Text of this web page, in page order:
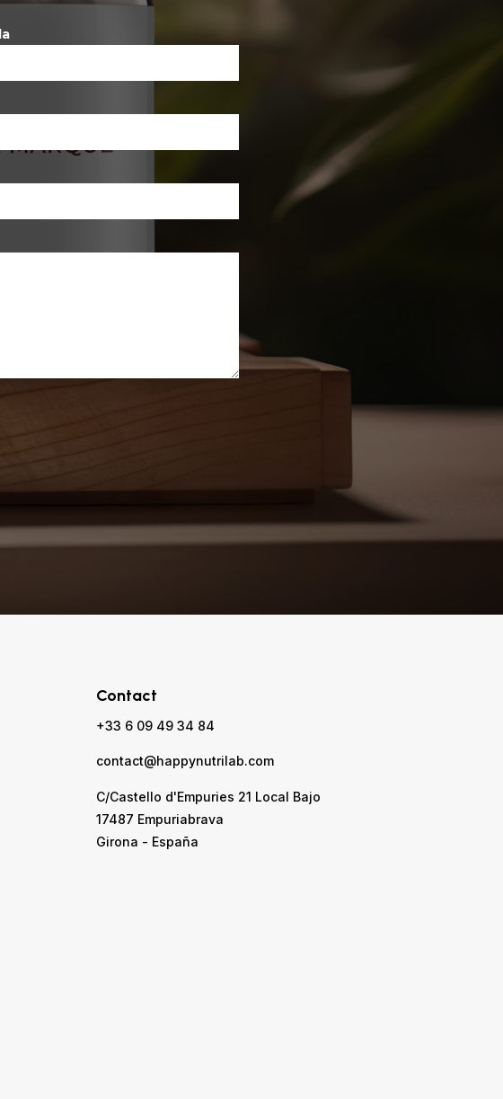
Contact
+33 6 09 49 34 84
contact@happynutrilab.com
C/Castello d'Empuries 21 Local Bajo
17487 Empuriabrava
Girona - España